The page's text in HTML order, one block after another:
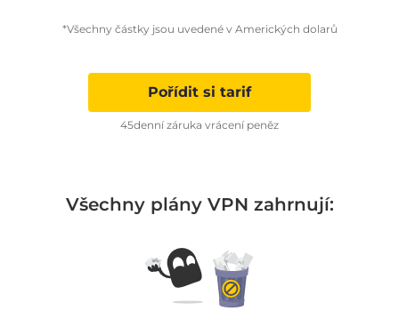
*Všechny částky jsou uvedené v Amerických dolarů
Pořídit si tarif
45denní záruka vrácení peněz
Všechny plány VPN zahrnují: